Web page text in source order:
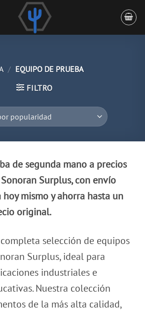
/ EQUIPO DE PRUEBA
FILTRO
de segunda mano a precios
Surplus, con envío
mismo y ahorra hasta un
original.
selección de equipos
Surplus, ideal para
industriales e
Nuestra colección
de la más alta calidad,